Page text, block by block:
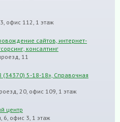
офис 112, 1 этаж
сайтов, интернет-
консалтинг
11
(34370) 5-18-18», Справочная
20, офис 109, 1 этаж
центр
6, офис 3, 1 этаж